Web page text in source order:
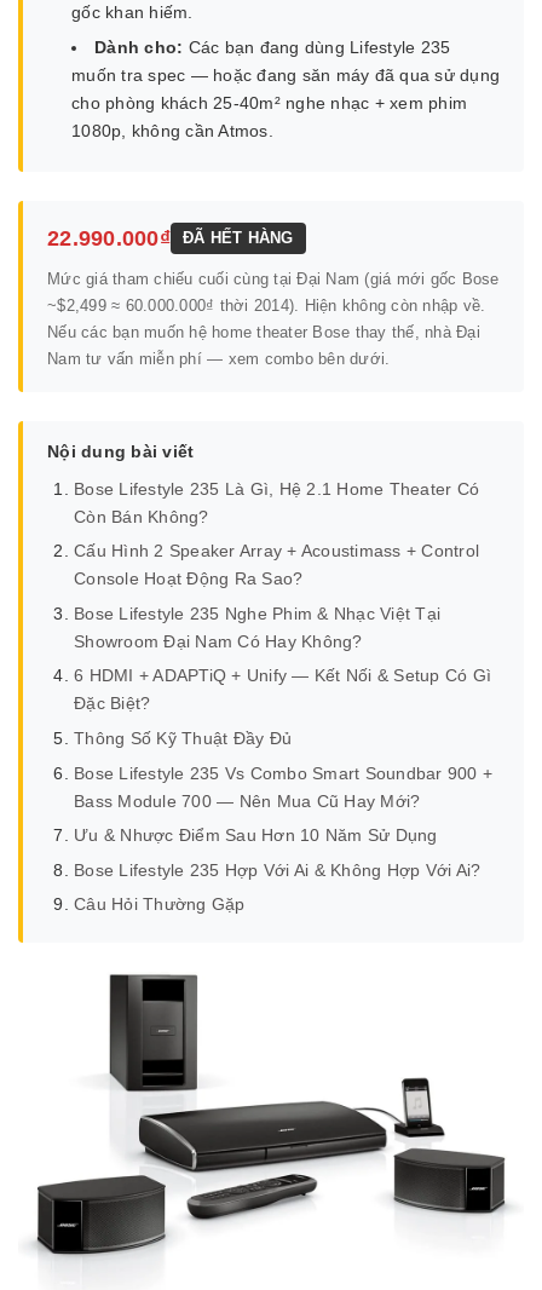
gốc khan hiếm.
Dành cho: Các bạn đang dùng Lifestyle 235
muốn tra spec — hoặc đang săn máy đã qua sử dụng
cho phòng khách 25-40m² nghe nhạc + xem phim
1080p, không cần Atmos.
22.990.000₫ ĐÃ HẾT HÀNG
Mức giá tham chiếu cuối cùng tại Đại Nam (giá mới gốc Bose
~$2,499 ≈ 60.000.000₫ thời 2014). Hiện không còn nhập về.
Nếu các bạn muốn hệ home theater Bose thay thế, nhà Đại
Nam tư vấn miễn phí — xem combo bên dưới.
Nội dung bài viết
Bose Lifestyle 235 Là Gì, Hệ 2.1 Home Theater Có
Còn Bán Không?
Cấu Hình 2 Speaker Array + Acoustimass + Control
Console Hoạt Động Ra Sao?
Bose Lifestyle 235 Nghe Phim & Nhạc Việt Tại
Showroom Đại Nam Có Hay Không?
6 HDMI + ADAPTiQ + Unify — Kết Nối & Setup Có Gì
Đặc Biệt?
Thông Số Kỹ Thuật Đầy Đủ
Bose Lifestyle 235 Vs Combo Smart Soundbar 900 +
Bass Module 700 — Nên Mua Cũ Hay Mới?
Ưu & Nhược Điểm Sau Hơn 10 Năm Sử Dụng
Bose Lifestyle 235 Hợp Với Ai & Không Hợp Với Ai?
Câu Hỏi Thường Gặp